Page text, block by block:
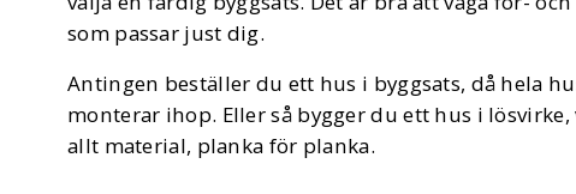
som passar just dig.
Antingen beställer du ett hus i byggsats, då hela
monterar ihop. Eller så bygger du ett hus i
allt material, planka för planka.